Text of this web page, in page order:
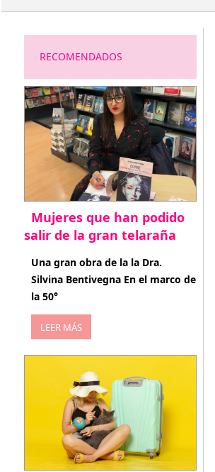
RECOMENDADOS
Mujeres que han podido
salir de la gran telaraña
abril 29, 2026
Una gran obra de la la Dra.
Silvina Bentivegna En el marco de
la 50°
LEER MÁS